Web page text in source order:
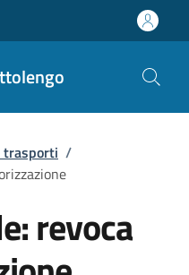
trasporti /
revoca